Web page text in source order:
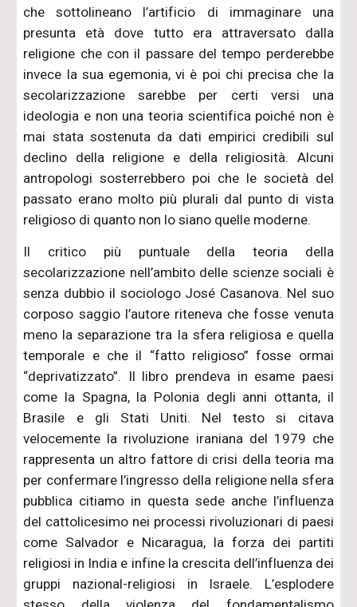
che sottolineano l’artificio di immaginare una
presunta età dove tutto era attraversato dalla
religione che con il passare del tempo perderebbe
invece la sua egemonia, vi è poi chi precisa che la
secolarizzazione sarebbe per certi versi una
ideologia e non una teoria scientifica poiché non è
mai stata sostenuta da dati empirici credibili sul
declino della religione e della religiosità. Alcuni
antropologi sosterrebbero poi che le società del
passato erano molto più plurali dal punto di vista
religioso di quanto non lo siano quelle moderne.
Il critico più puntuale della teoria della
secolarizzazione nell’ambito delle scienze sociali è
senza dubbio il sociologo José Casanova. Nel suo
corposo saggio l’autore riteneva che fosse venuta
meno la separazione tra la sfera religiosa e quella
temporale e che il “fatto religioso” fosse ormai
“deprivatizzato”. Il libro prendeva in esame paesi
come la Spagna, la Polonia degli anni ottanta, il
Brasile e gli Stati Uniti. Nel testo si citava
velocemente la rivoluzione iraniana del 1979 che
rappresenta un altro fattore di crisi della teoria ma
per confermare l’ingresso della religione nella sfera
pubblica citiamo in questa sede anche l’influenza
del cattolicesimo nei processi rivoluzionari di paesi
come Salvador e Nicaragua, la forza dei partiti
religiosi in India e infine la crescita dell’influenza dei
gruppi nazional-religiosi in Israele. L’esplodere